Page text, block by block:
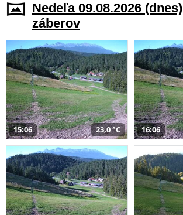
Nedeľa 09.08.2026 (dnes)
záberov
15:06 23,0 °C 16:06